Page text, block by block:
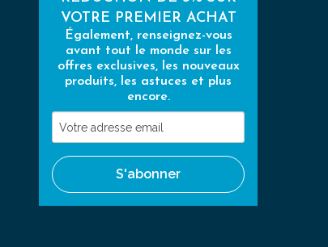
VOTRE PREMIER ACHAT
Également, renseignez-vous
avant tout le monde sur les
offres exclusives, les nouveaux
produits, les astuces et plus
encore.
Votre
adresse
email
S'abonner